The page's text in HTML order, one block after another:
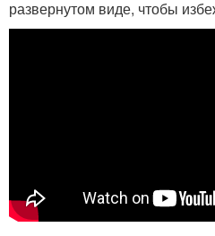
развернутом виде, чтобы